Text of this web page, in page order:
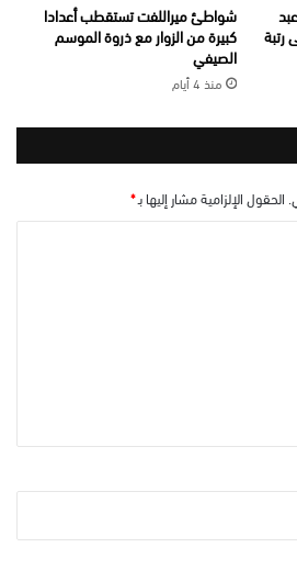
رتبة
شواطئ ميراللفت تستقطب أعدادا
كبيرة من الزوار مع ذروة الموسم
الصيفي
منذ 4 أيام
الحقول الإلزامية مشار إليها بـ*